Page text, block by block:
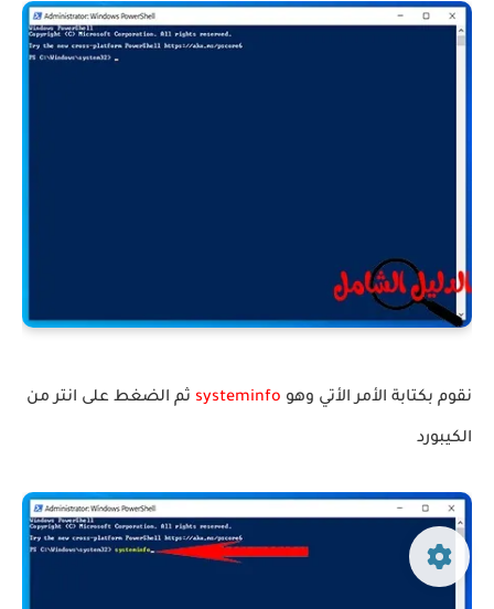
نقوم بكتابة الأمر الأتي وهو systeminfo ثم الضغط على انتر من
الكيبورد